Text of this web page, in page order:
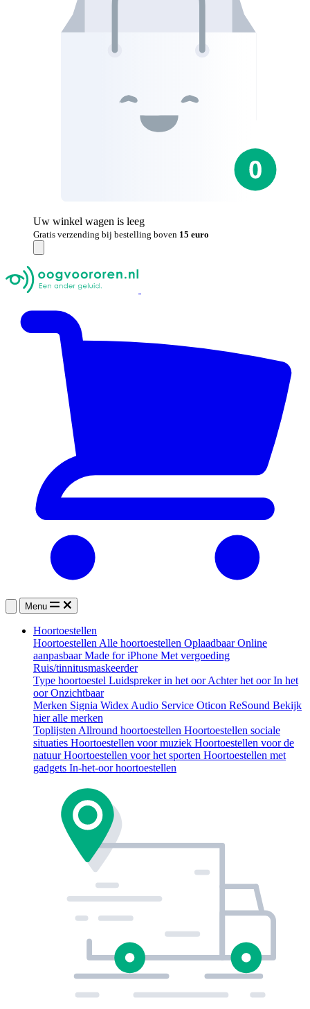
Uw winkel wagen is leeg
Gratis verzending bij bestelling boven 15 euro
Menu
Hoortoestellen
HoortoestellenAlle hoortoestellen OplaadbaarOnline
aanpasbaarMade for iPhone Met vergoeding
Ruis/tinnitusmaskeerder
Type hoortoestel Luidspreker in het oorAchter het oorIn het
oorOnzichtbaar
Merken Signia WidexAudio Service Oticon ReSound Bekijk
hier alle merken
ToplijstenAllround hoortoestellen Hoortoestellen sociale
situaties Hoortoestellen voor muziek Hoortoestellen voor de
natuurHoortoestellen voor het sporten Hoortoestellen met
gadgets In-het-oor hoortoestellen